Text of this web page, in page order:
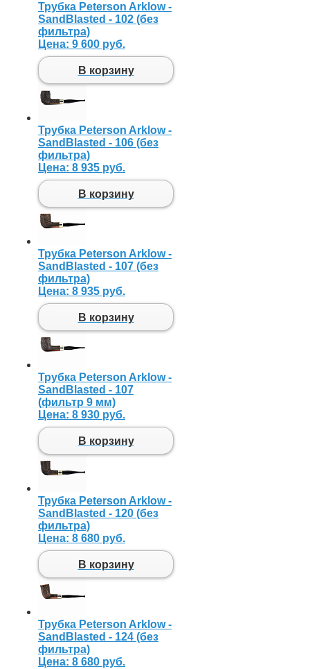
Трубка Peterson Arklow -
SandBlasted - 102 (без
фильтра)
Цена: 9 600 руб.
В корзину
Трубка Peterson Arklow -
SandBlasted - 106 (без
фильтра)
Цена: 8 935 руб.
В корзину
Трубка Peterson Arklow -
SandBlasted - 107 (без
фильтра)
Цена: 8 935 руб.
В корзину
Трубка Peterson Arklow -
SandBlasted - 107
(фильтр 9 мм)
Цена: 8 930 руб.
В корзину
Трубка Peterson Arklow -
SandBlasted - 120 (без
фильтра)
Цена: 8 680 руб.
В корзину
Трубка Peterson Arklow -
SandBlasted - 124 (без
фильтра)
Цена: 8 680 руб.